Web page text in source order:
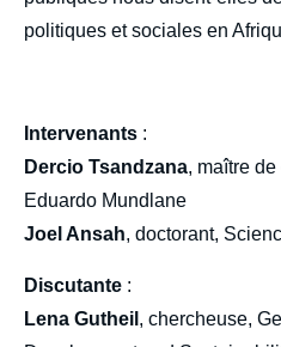
politiques et sociales en
Intervenants :
Dercio Tsandzana, maître
Eduardo Mundlane
Joel Ansah, doctorant,
Discutante :
Lena Gutheil , chercheuse,